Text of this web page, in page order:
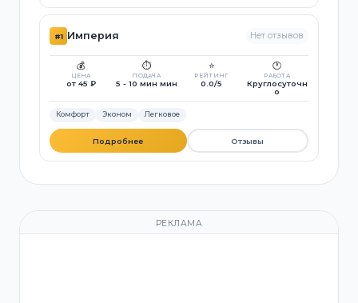
#1 Империя Нет отзывов
💰
ЦЕНА
от 45 ₽
⏱️
ПОДАЧА
5 - 10 мин мин
⭐
РЕЙТИНГ
0.0/5
🕐
РАБОТА
Круглосуточн
о
Комфорт Эконом Легковое
Подробнее Отзывы
РЕКЛАМА